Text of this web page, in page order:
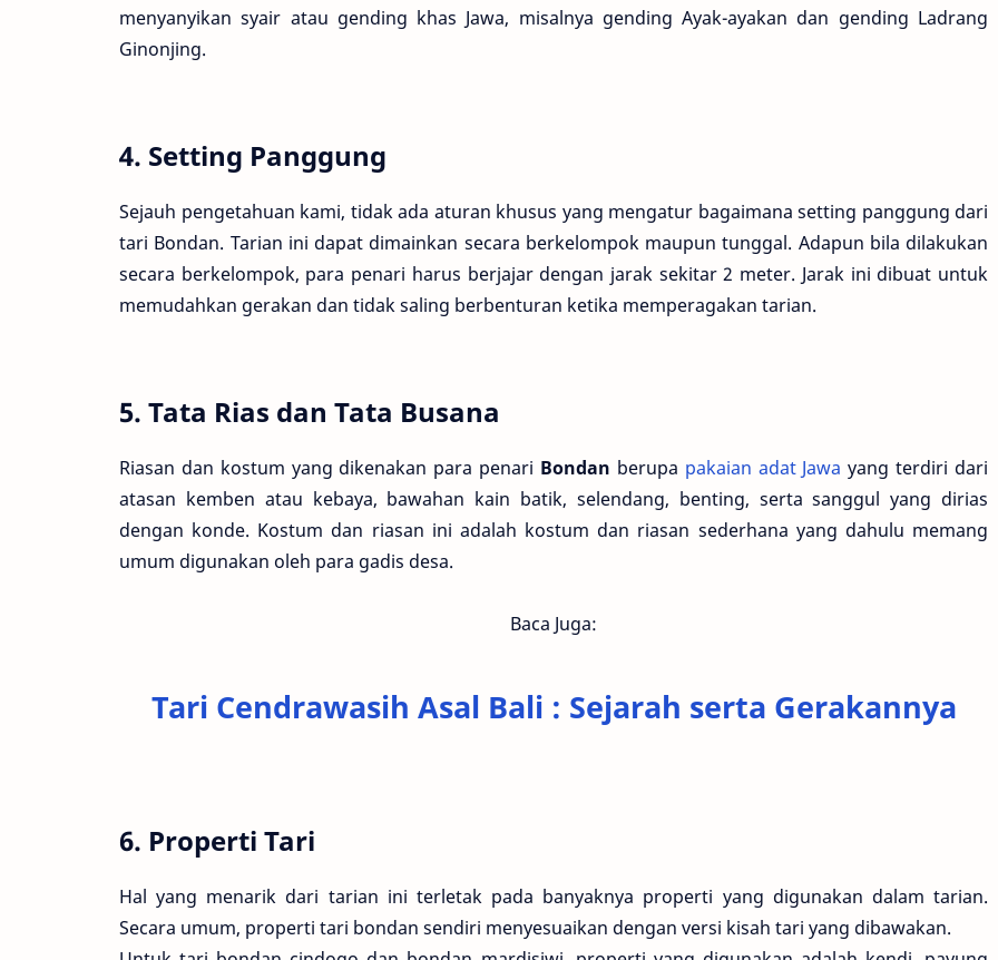
menyanyikan syair atau gending khas Jawa, misalnya gending Ayak-ayakan dan gending Ladrang
Ginonjing.
4. Setting Panggung
Sejauh pengetahuan kami, tidak ada aturan khusus yang mengatur bagaimana setting panggung dari
tari Bondan. Tarian ini dapat dimainkan secara berkelompok maupun tunggal. Adapun bila dilakukan
secara berkelompok, para penari harus berjajar dengan jarak sekitar 2 meter. Jarak ini dibuat untuk
memudahkan gerakan dan tidak saling berbenturan ketika memperagakan tarian.
5. Tata Rias dan Tata Busana
Riasan dan kostum yang dikenakan para penari Bondan berupa pakaian adat Jawayang terdiri dari
atasan kemben atau kebaya, bawahan kain batik, selendang, benting, serta sanggul yang dirias
dengan konde. Kostum dan riasan ini adalah kostum dan riasan sederhana yang dahulu memang
umum digunakan oleh para gadis desa.
Baca Juga:
Tari Cendrawasih Asal Bali : Sejarah serta Gerakannya
6. Properti Tari
Hal yang menarik dari tarian ini terletak pada banyaknya properti yang digunakan dalam tarian.
Secara umum, properti tari bondan sendiri menyesuaikan dengan versi kisah tari yang dibawakan.